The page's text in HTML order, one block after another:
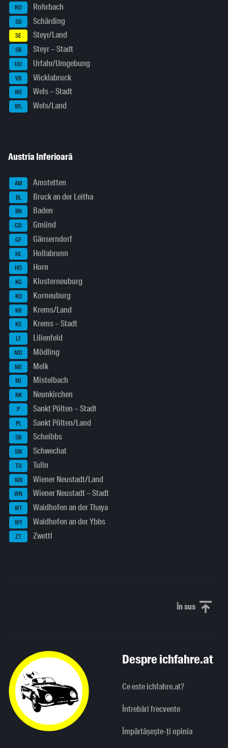
RO Rohrbach
SD Schärding
SE Steyr/Land
SR Steyr – Stadt
UU Urfahr/Umgebung
VB Vöcklabruck
WE Wels – Stadt
WL Wels/Land
Austria Inferioară
AM Amstetten
BL Bruck an der Leitha
BN Baden
GD Gmünd
GF Gänserndorf
HL Hollabrunn
HO Horn
KG Klosterneuburg
KO Korneuburg
KR Krems/Land
KS Krems – Stadt
LF Lilienfeld
MD Mödling
ME Melk
MI Mistelbach
NK Neunkirchen
P Sankt Pölten – Stadt
PL Sankt Pölten/Land
SB Scheibbs
SW Schwechat
TU Tulln
WB Wiener Neustadt/Land
WN Wiener Neustadt – Stadt
WT Waidhofen an der Thaya
WY Waidhofen an der Ybbs
ZT Zwettl
În susDerulați
Despre ichfahre.at
Ce este ichfahre.at?
Întrebări frecvente
Împărtășește-ți opinia